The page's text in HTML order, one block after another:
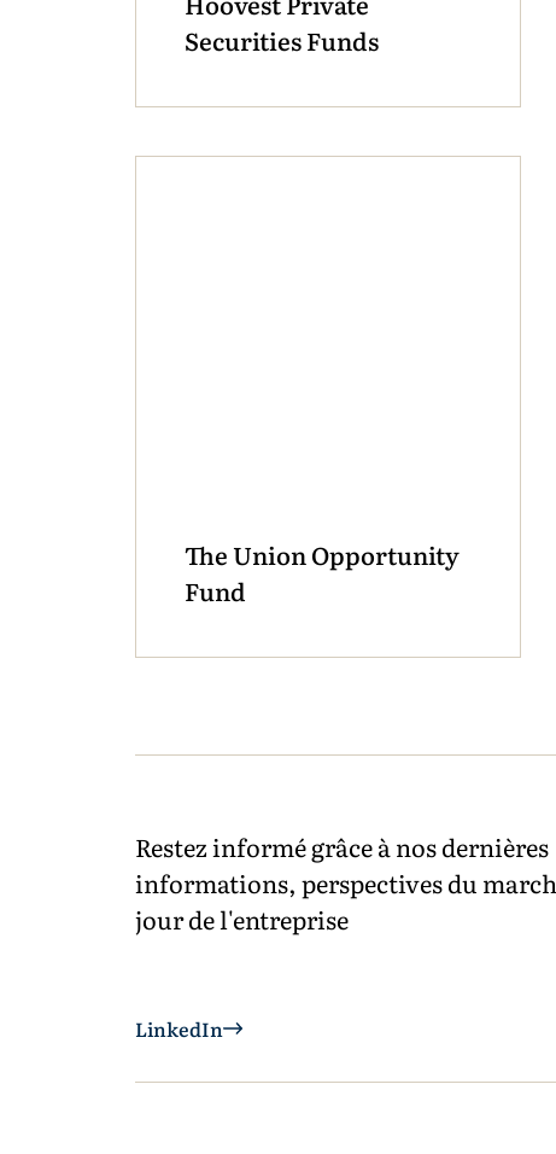
Securities Funds
The Union Opportunity
Fund
Restez informé grâce à nos dernières
informations, perspectives du
jour de l'entreprise
LinkedIn